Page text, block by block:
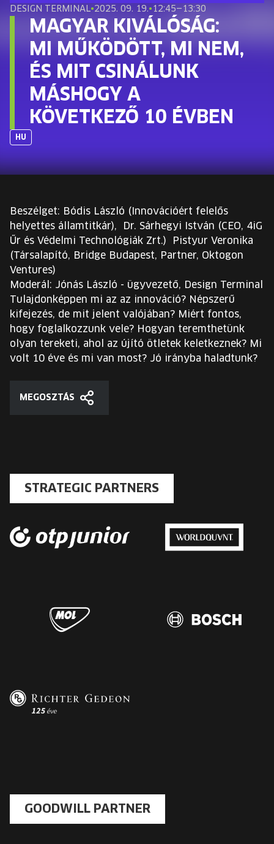
EURÓPA JÖVŐFESZTIVÁLJA
ELŐADÓK
INGYENES DIÁK- ÉS TANÁRREGISZTRÁCIÓ
JEGYEK
KOSÁR
EN
DESIGN TERMINAL•2025. 09. 19.• 12:45—13:30
MAGYAR KIVÁLÓSÁG:
MI MŰKÖDÖTT, MI NEM,
ÉS MIT CSINÁLUNK
MÁSHOGY A
KÖVETKEZŐ 10 ÉVBEN
HU
Beszélget: Bódis László (Innovációért felelős
helyettes államtitkár), Dr. Sárhegyi István⁣ (CEO, 4iG
Űr és Védelmi Technológiák Zrt.) Pistyur Veronika
(Társalapító, Bridge Budapest, Partner, Oktogon
Ventures)
Moderál: Jónás László - ügyvezető, Design Terminal
Tulajdonképpen mi az az innováció? Népszerű
kifejezés, de mit jelent valójában? Miért fontos,
hogy foglalkozzunk vele? Hogyan teremthetünk
olyan tereketi, ahol az újító ötletek keletkeznek? Mi
volt 10 éve és mi van most? Jó irányba haladtunk?
MEGOSZTÁS
STRATEGIC PARTNERS
GOODWILL PARTNER